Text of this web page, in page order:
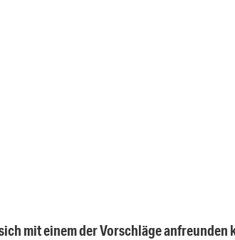
mit einem der Vorschläge anfreunden